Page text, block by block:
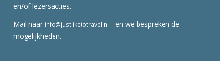
en/of lezersacties.
Mail naar info@justliketotravel.nl
en we bespreken de
mogelijkheden.